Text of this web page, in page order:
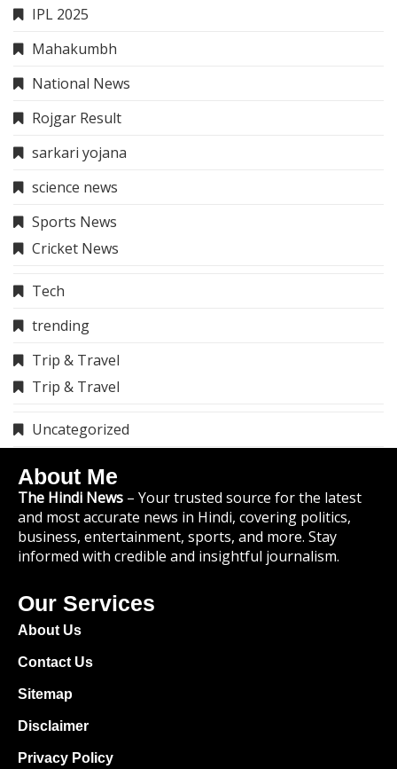
IPL 2025
Mahakumbh
National News
Rojgar Result
sarkari yojana
science news
Sports News
Cricket News
Tech
trending
Trip & Travel
Trip & Travel
Uncategorized
About Me
The Hindi News – Your trusted source for the latest
and most accurate news in Hindi, covering politics,
business, entertainment, sports, and more. Stay
informed with credible and insightful journalism.
Our Services
About Us
Contact Us
Sitemap
Disclaimer
Privacy Policy